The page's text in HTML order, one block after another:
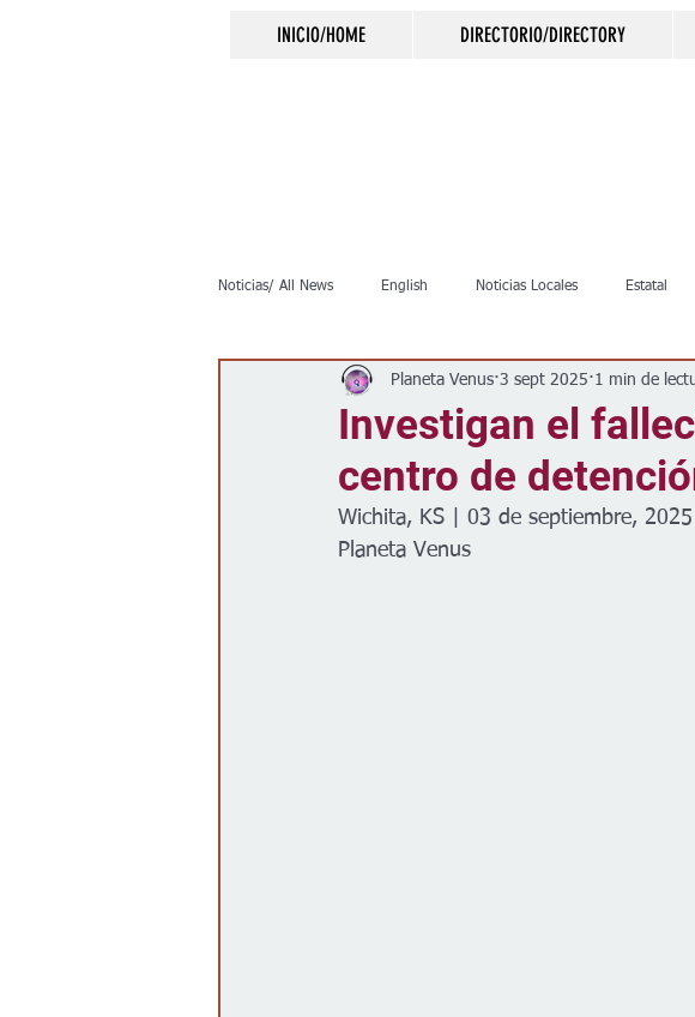
INICIO/HOME DIRECTORIO/DIRECTORY
Noticias/ All News English Noticias Locales Estatal
Inmigración Crimen Negocios Salud
Clima Vivienda Escuelas
Investigan el
centro de
Planeta Venus 3 sept 2025 1 min de
Wichita, KS | 03 de septiembre, 2025
Planeta Venus